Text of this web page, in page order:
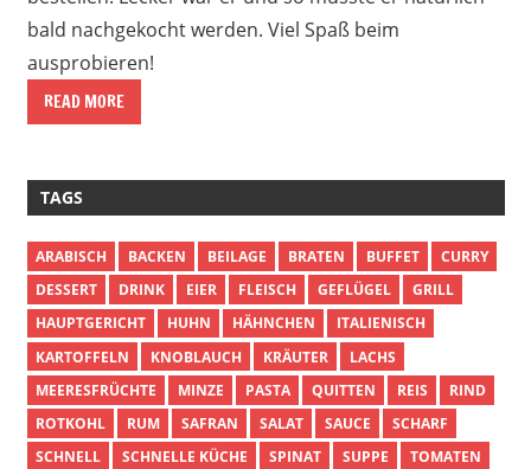
bald nachgekocht werden. Viel Spaß beim
ausprobieren!
READ MORE
TAGS
ARABISCH BACKEN BEILAGE BRATEN BUFFET
CURRY
DESSERT
DRINK EIER FLEISCH GEFLÜGEL
GRILL
HAUPTGERICHT
HUHN HÄHNCHEN
ITALIENISCH
KARTOFFELN
KNOBLAUCH KRÄUTER
LACHS
MEERESFRÜCHTE
MINZE PASTA QUITTEN REIS
RIND
ROTKOHL
RUM SAFRAN SALAT SAUCE
SCHARF
SCHNELL
SCHNELLE KÜCHE SPINAT SUPPE
TOMATEN